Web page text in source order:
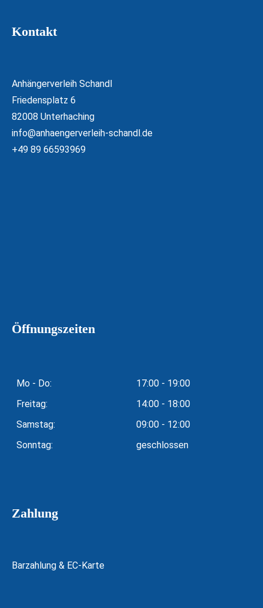
Kontakt
Anhängerverleih Schandl
Friedensplatz 6
82008 Unterhaching
info@anhaengerverleih-schandl.de
+49 89 66593969
Öffnungszeiten
Mo - Do:
17:00 - 19:00
Freitag:
14:00 - 18:00
Samstag:
09:00 - 12:00
Sonntag:
geschlossen
Zahlung
Barzahlung & EC-Karte